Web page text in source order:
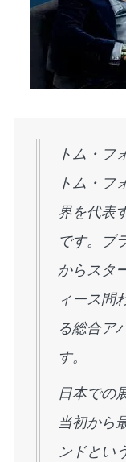
トム・フ
トム・フ
界を代表
です。ブ
からスタ
ィース問
る総合ア
す。
日本での
当初から
ンドとい